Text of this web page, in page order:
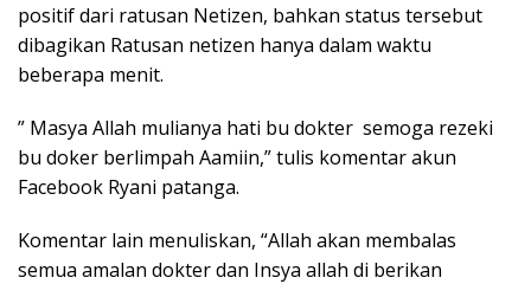
positif dari ratusan Netizen, bahkan status tersebut
dibagikan Ratusan netizen hanya dalam waktu
beberapa menit.
” Masya Allah mulianya hati bu dokter semoga rezeki
bu doker berlimpah Aamiin,” tulis komentar akun
Facebook Ryani patanga.
Komentar lain menuliskan, “Allah akan membalas
semua amalan dokter dan Insya allah di berikan